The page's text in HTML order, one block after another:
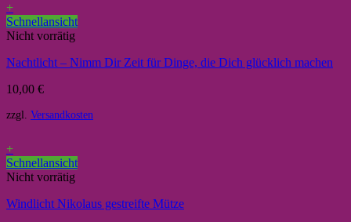
+
Schnellansicht
Nicht vorrätig
Nachtlicht – Nimm Dir Zeit für Dinge, die Dich glücklich machen
10,00 €
zzgl. Versandkosten
+
Schnellansicht
Nicht vorrätig
Windlicht Nikolaus gestreifte Mütze